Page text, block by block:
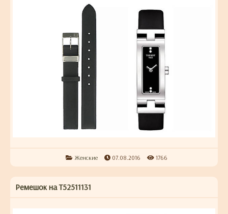
Женские 07.08.2016 1766
Ремешок на T52511131